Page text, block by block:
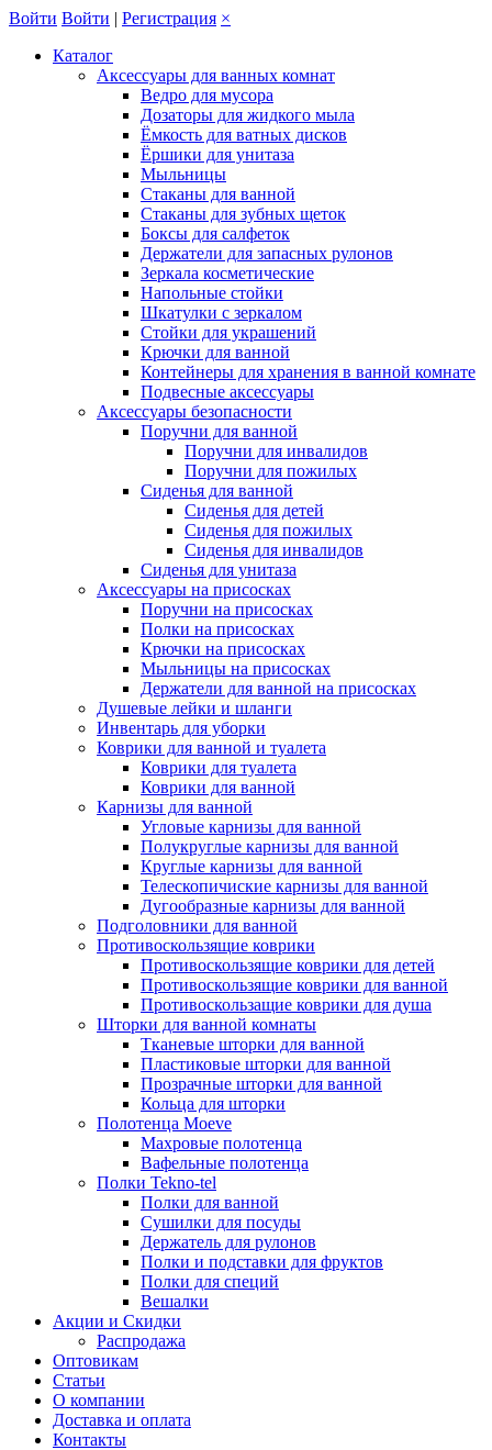
Войти Войти | Регистрация ×
Каталог
Аксессуары для ванных комнат
Ведро для мусора
Дозаторы для жидкого мыла
Ёмкость для ватных дисков
Ёршики для унитаза
Мыльницы
Стаканы для ванной
Стаканы для зубных щеток
Боксы для салфеток
Держатели для запасных рулонов
Зеркала косметические
Напольные стойки
Шкатулки с зеркалом
Стойки для украшений
Крючки для ванной
Контейнеры для хранения в ванной комнате
Подвесные аксессуары
Аксессуары безопасности
Поручни для ванной
Поручни для инвалидов
Поручни для пожилых
Сиденья для ванной
Сиденья для детей
Сиденья для пожилых
Сиденья для инвалидов
Сиденья для унитаза
Аксессуары на присосках
Поручни на присосках
Полки на присосках
Крючки на присосках
Мыльницы на присосках
Держатели для ванной на присосках
Душевые лейки и шланги
Инвентарь для уборки
Коврики для ванной и туалета
Коврики для туалета
Коврики для ванной
Карнизы для ванной
Угловые карнизы для ванной
Полукруглые карнизы для ванной
Круглые карнизы для ванной
Телескопичиские карнизы для ванной
Дугообразные карнизы для ванной
Подголовники для ванной
Противоскользящие коврики
Противоскользящие коврики для детей
Противоскользящие коврики для ванной
Противоскользащие коврики для душа
Шторки для ванной комнаты
Тканевые шторки для ванной
Пластиковые шторки для ванной
Прозрачные шторки для ванной
Кольца для шторки
Полотенца Moeve
Махровые полотенца
Вафельные полотенца
Полки Tekno-tel
Полки для ванной
Сушилки для посуды
Держатель для рулонов
Полки и подставки для фруктов
Полки для специй
Вешалки
Акции и Скидки
Распродажа
Оптовикам
Статьи
О компании
Доставка и оплата
Контакты